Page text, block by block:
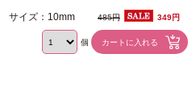
サイズ：10mm 485円 349円
個